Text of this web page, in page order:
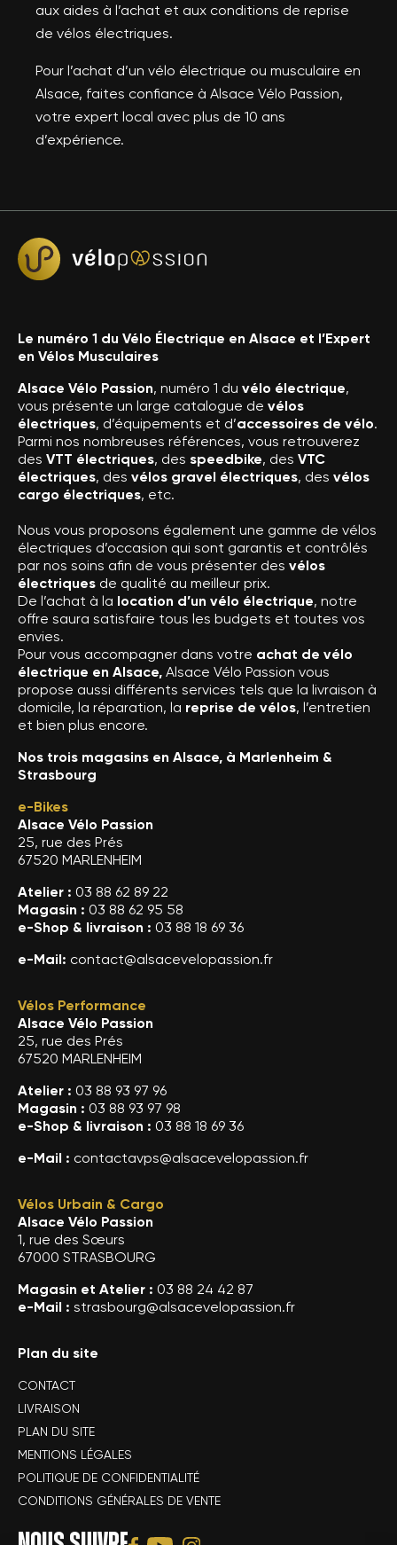
aux aides à l’achat et aux conditions de reprise
de vélos électriques.
Pour l’achat d’un vélo électrique ou musculaire en
Alsace, faites confiance à Alsace Vélo Passion,
votre expert local avec plus de 10 ans
d’expérience.
Le numéro 1 du Vélo Électrique en Alsace et l’Expert
en Vélos Musculaires
Alsace Vélo Passion, numéro 1 du vélo électrique,
vous présente un large catalogue de vélos
électriques, d’équipements et d’accessoires de vélo.
Parmi nos nombreuses références, vous retrouverez
des VTT électriques, des speedbike, des VTC
électriques, des vélos gravel électriques, des vélos
cargo électriques, etc.
Nous vous proposons également une gamme de vélos
électriques d’occasion qui sont garantis et contrôlés
par nos soins afin de vous présenter des vélos
électriques de qualité au meilleur prix.
De l’achat à la location d’un vélo électrique, notre
offre saura satisfaire tous les budgets et toutes vos
envies.
Pour vous accompagner dans votre achat de vélo
électrique en Alsace, Alsace Vélo Passion vous
propose aussi différents services tels que la livraison à
domicile, la réparation, la reprise de vélos, l’entretien
et bien plus encore.
Nos trois magasins en Alsace, à Marlenheim &
Strasbourg
e-Bikes
Alsace Vélo Passion
25, rue des Prés
67520 MARLENHEIM
Atelier : 03 88 62 89 22
Magasin : 03 88 62 95 58
e-Shop & livraison : 03 88 18 69 36
e-Mail: contact@alsacevelopassion.fr
Vélos Performance
Alsace Vélo Passion
25, rue des Prés
67520 MARLENHEIM
Atelier : 03 88 93 97 96
Magasin : 03 88 93 97 98
e-Shop & livraison : 03 88 18 69 36
e-Mail : contactavps@alsacevelopassion.fr
Vélos Urbain & Cargo
Alsace Vélo Passion
1, rue des Sœurs
67000 STRASBOURG
Magasin et Atelier : 03 88 24 42 87
e-Mail : strasbourg@alsacevelopassion.fr
Plan du site
CONTACT
LIVRAISON
PLAN DU SITE
MENTIONS LÉGALES
POLITIQUE DE CONFIDENTIALITÉ
CONDITIONS GÉNÉRALES DE VENTE